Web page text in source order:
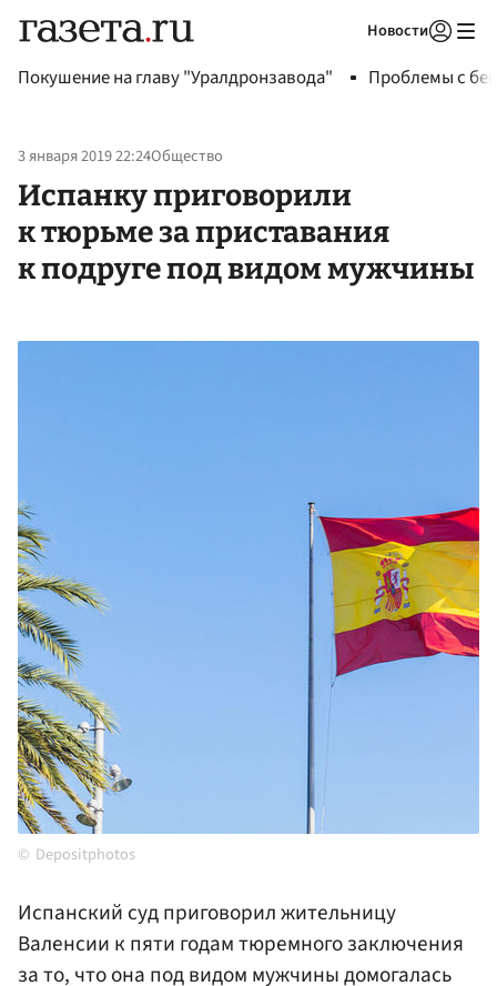
Новости
Покушение на главу "Уралдронзавода" Проблемы с
3 января 2019 22:24Общество
Испанку приговорили
к тюрьме за приставания
к подруге под видом мужчины
Depositphotos
Испанский суд приговорил жительницу
Валенсии к пяти годам тюремного заключения
за то, что она под видом мужчины домогалась